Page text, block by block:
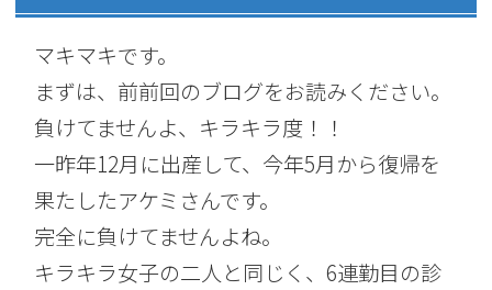
マキマキです。
まずは、 前前回のブログをお読みください。
負けてませんよ、キラキラ度！！
一昨年12月に出産して、今年5月から復帰を
果たしたアケミさんです。
完全に負けてませんよね。
キラキラ女子の二人と同じく、6連勤目の診